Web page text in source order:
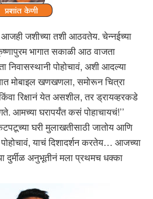
आजही जशीच्या तशी आठवतेय. चेन्नईच्या
भागात सकाळी आठ वाजता
निवासस्थानी पोहोचावं, अशी आदल्या
मोबाइल खणखणला, समोरून चित्रा
रिक्षानं येत असशील, तर ड्रायव्हरकडे
आमच्या घरापर्यंत कसं पोहाचायचं!’’
घरी मुलाखतीसाठी जातोय आणि
याचं दिशादर्शन करतेय… आजच्या
दुर्मीळ अनुभूतीनं मला प्रथमच धक्का